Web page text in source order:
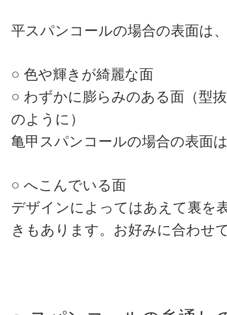
平スパンコールの場合の表面は
色や輝きが綺麗な面
わずかに膨らみのある面（型
のように）
亀甲スパンコールの場合の表面
へこんでいる面
デザインによってはあえて裏を
きもあります。お好みに合わせ